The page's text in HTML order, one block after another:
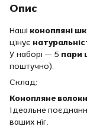
Опис
Наші конопляні
цінує
У наборі — 5 пари
поштучно).
Склад:
Конопляне
Ідеальне
ваших ніг.